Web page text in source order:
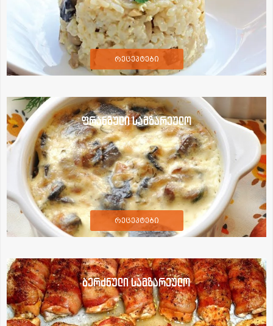
რეცეპტები
ფრანგული სამზარეულო
რეცეპტები
ბერძნული სამზარეულო